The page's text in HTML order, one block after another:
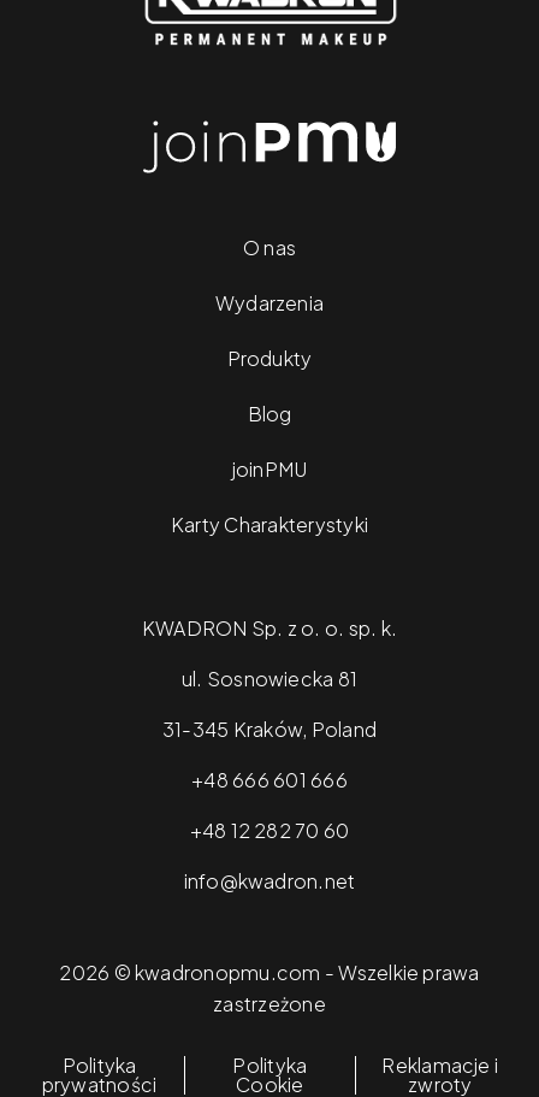
O nas
Wydarzenia
Produkty
Blog
joinPMU
Karty Charakterystyki
KWADRON Sp. z o. o. sp. k.
ul. Sosnowiecka 81
31-345 Kraków, Poland
+48 666 601 666
+48 12 282 70 60
info@kwadron.net
2026 © kwadronopmu.com - Wszelkie prawa
zastrzeżone
Polityka
prywatności
Polityka
Cookie
Reklamacje i
zwroty